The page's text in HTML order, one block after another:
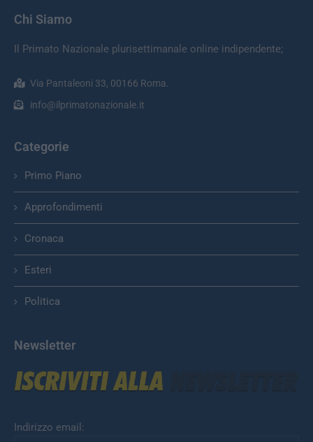
Chi Siamo
Il Primato Nazionale plurisettimanale online indipendente;
Via Pantaleoni 33, 00166 Roma.
info@ilprimatonazionale.it
Categorie
Primo Piano
Approfondimenti
Cronaca
Esteri
Politica
Newsletter
Indirizzo email: